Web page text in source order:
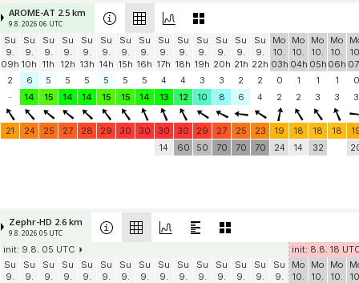
AROME-AT 2.5 km
9.8. 2026 06 UTC
Su
9.
09h
Su
9.
10h
Su
9.
11h
Su
9.
12h
Su
9.
13h
Su
9.
14h
Su
9.
15h
Su
9.
16h
Su
9.
17h
Su
9.
18h
Su
9.
19h
Su
9.
20h
Su
9.
21h
Su
9.
22h
Mo
10.
03h
Mo
10.
04h
Mo
10.
05h
Mo
10.
06h
2
6 5 5 5 5 5 5 4 4 3 3 2 2 0 1 1 1
0
-
14 15 14 14 15 15 14 13 12 10 8 6 4 2 2 3 3 3
21 24 25 27 28 29 30 30 30 30 29 27 25 23 19 18 18 18
14
60 50 70 70 70 24 14 32
Zephr-HD 2.6 km
9.8. 2026 05 UTC
init: 9.8. 05 UTC
init: 8.8. 18
Su
9.
Su
9.
Su
9.
Su
9.
Su
9.
Su
9.
Su
9.
Su
9.
Su
9.
Su
9.
Su
9.
Su
9.
Su
9.
Su
9.
Su
9.
Mo
10.
Mo
10.
Mo
10.